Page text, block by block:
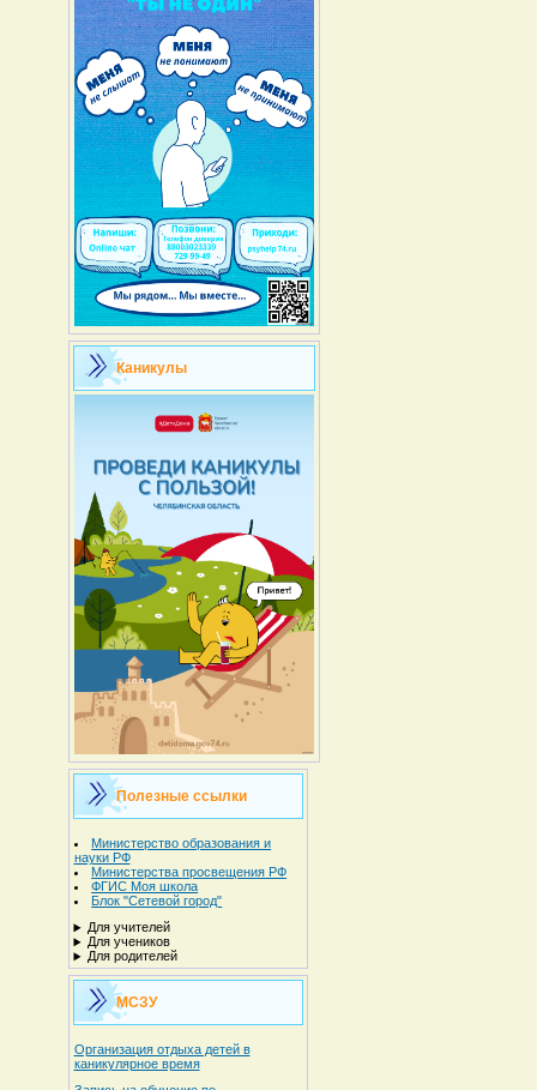
Каникулы
Полезные ссылки
Министерство образования и
науки РФ
Министерства просвещения РФ
ФГИС Моя школа
Блок "Сетевой город"
Для учителей
Для учеников
Для родителей
МСЗУ
Организация отдыха детей в
каникулярное время